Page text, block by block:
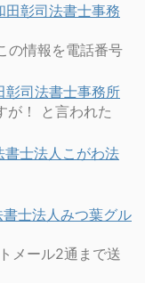
彰司法書士事務
の情報を電話番号
司法書士事務所
が！ と言われた
士法人こがわ法
士法人みつ葉グル
メール2通まで送